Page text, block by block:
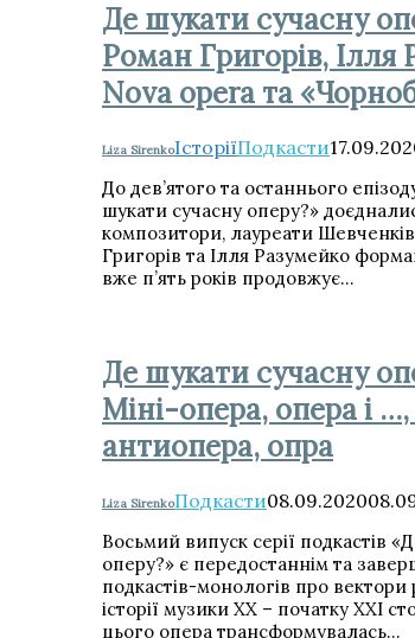
Де шукати сучасну
Роман Григорів, Ілля
Nova opera та
Liza SirenkoІсторіїПодкасти
До дев’ятого та останнього
шукати сучасну оперу?»
композитори, лауреати
Григорів та Ілля Разумейко
вже п’ять років продовжує…
Де шукати сучасну
Міні-опера, опера і
антиопера, опра
Liza SirenkoПодкасти08.09.2020
Восьмий випуск серії подкастів
оперу?» є передостаннім та
подкастів-монологів про
історії музики ХХ – початку ХХІ
цього опера трансформувалась…